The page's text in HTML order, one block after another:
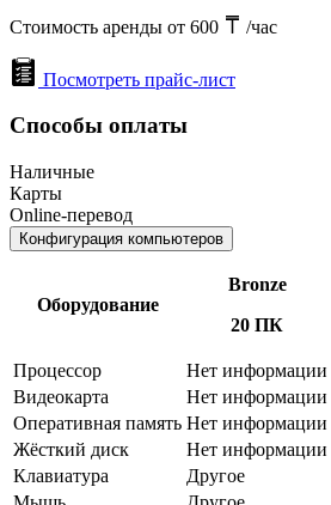
Стоимость аренды от 600 /час
Посмотреть прайс-лист
Способы оплаты
Наличные
Карты
Online-перевод
Конфигурация компьютеров
Оборудование
Bronze
20 ПК
Процессор Нет информации
Видеокарта
Нет информации
Оперативная память Нет информации
Жёсткий диск
Нет информации
Клавиатура
Другое